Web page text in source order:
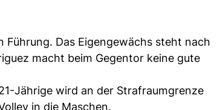
Das Eigengewächs steht nach
macht beim Gegentor keine gute
Jährige wird an der Strafraumgrenze
in die Maschen.